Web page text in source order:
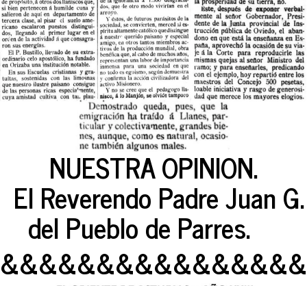
NUESTRA OPINION.
El Reverendo Padre Juan
del Pueblo de Parres.